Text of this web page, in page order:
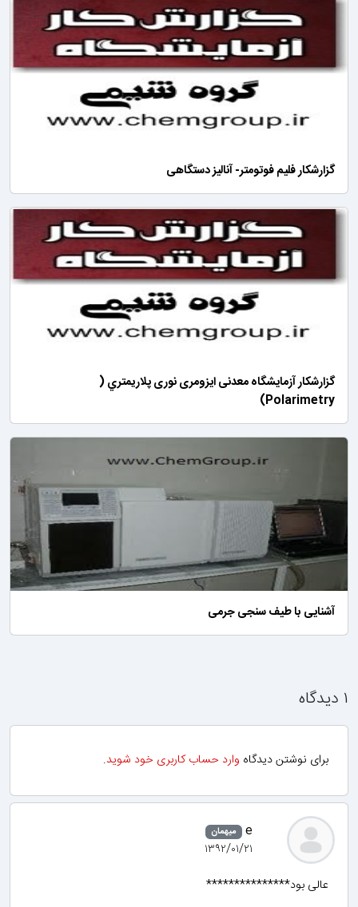
گزارشکار فلیم فوتومتر- آنالیز دستگاهی
گزارشکار آزمایشگاه معدنی ایزومری نوری پلاريمتري (
Polarimetry)
آشنایی با طیف سنجی جرمی
۱ دیدگاه
برای نوشتن دیدگاه وارد حساب کاربری خود شوید.
e میهمان
۱۳۹۲/۰۱/۲۱
عالی بود***************